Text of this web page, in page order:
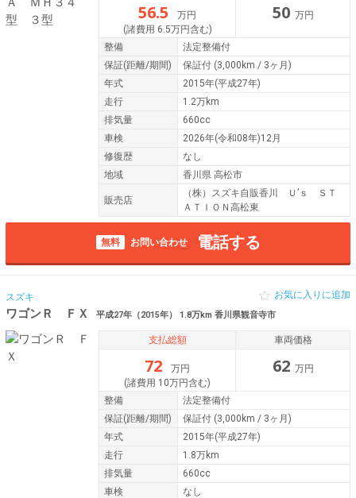
56.5
万円
(諸費用 6.5万円含む)
50 万円
整備
法定整備付
保証(距離/期間) 保証付 (3,000km / 3ヶ月)
年式
2015年(平成27年)
走行
1.2万km
排気量
660cc
車検
2026年(令和08年)12月
修復歴
なし
地域
香川県 高松市
販売店
（株）スズキ自販香川 Ｕ’ｓ ＳＴ
ＡＴＩＯＮ高松東
無料 お問い合わせ 電話する
スズキ
ワゴンＲ ＦＸ 平成27年（2015年） 1.8万km 香川県観音寺市
お気に入りに追加
支払総額
72
万円
(諸費用 10万円含む)
車両価格
62 万円
整備
法定整備付
保証(距離/期間) 保証付 (3,000km / 3ヶ月)
年式
2015年(平成27年)
走行
1.8万km
排気量
660cc
車検
なし